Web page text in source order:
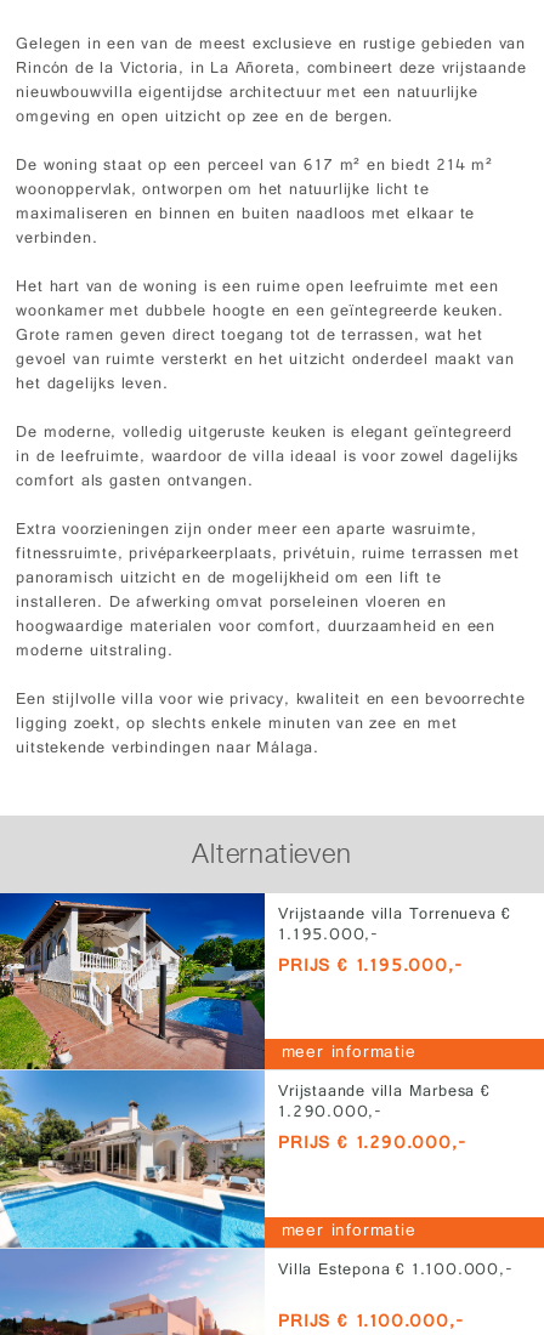
Gelegen in een van de meest exclusieve en rustige gebieden van
Rincón de la Victoria, in La Añoreta, combineert deze vrijstaande
nieuwbouwvilla eigentijdse architectuur met een natuurlijke
omgeving en open uitzicht op zee en de bergen.
De woning staat op een perceel van 617 m² en biedt 214 m²
woonoppervlak, ontworpen om het natuurlijke licht te
maximaliseren en binnen en buiten naadloos met elkaar te
verbinden.
Het hart van de woning is een ruime open leefruimte met een
woonkamer met dubbele hoogte en een geïntegreerde keuken.
Grote ramen geven direct toegang tot de terrassen, wat het
gevoel van ruimte versterkt en het uitzicht onderdeel maakt van
het dagelijks leven.
De moderne, volledig uitgeruste keuken is elegant geïntegreerd
in de leefruimte, waardoor de villa ideaal is voor zowel dagelijks
comfort als gasten ontvangen.
Extra voorzieningen zijn onder meer een aparte wasruimte,
fitnessruimte, privéparkeerplaats, privétuin, ruime terrassen met
panoramisch uitzicht en de mogelijkheid om een lift te
installeren. De afwerking omvat porseleinen vloeren en
hoogwaardige materialen voor comfort, duurzaamheid en een
moderne uitstraling.
Een stijlvolle villa voor wie privacy, kwaliteit en een bevoorrechte
ligging zoekt, op slechts enkele minuten van zee en met
uitstekende verbindingen naar Málaga.
Alternatieven
Vrijstaande villa Torrenueva €
1.195.000,-
PRIJS € 1.195.000,-
meer informatie
Vrijstaande villa Marbesa €
1.290.000,-
PRIJS € 1.290.000,-
meer informatie
Villa Estepona € 1.100.000,-
PRIJS € 1.100.000,-